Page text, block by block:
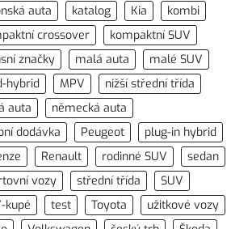
auta
katalog Kia
kombi
crossover
kompaktní SUV
značky
malá auta
malé SUV
hybrid
MPV
nižší střední třída
auta
německá auta
dodávka
Peugeot
plug-in hybrid
Renault rodinné SUV
sedan
vozy
střední třída
SUV
kupé
test Toyota
užitkové vozy